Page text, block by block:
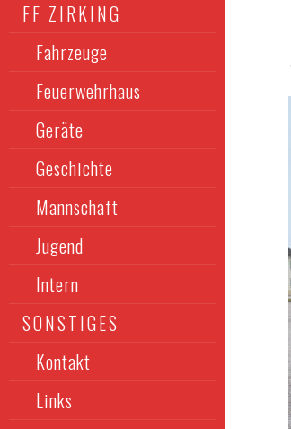
FF ZIRKING
Fahrzeuge
Feuerwehrhaus
Geräte
Geschichte
Mannschaft
Jugend
Intern
SONSTIGES
Kontakt
Links